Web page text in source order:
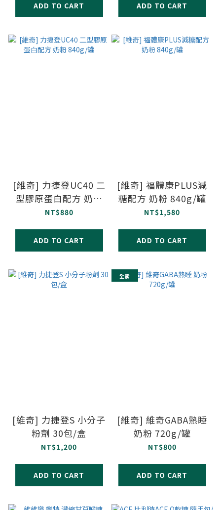
ADD TO CART
ADD TO CART
[維奇] 力捷登UC40 二
型膠原蛋白配方 奶粉
840g/罐
NT$880
ADD TO CART
[維奇] 福體康PLUS減
糖配方 奶粉 840g/罐
NT$1,580
ADD TO CART
[維奇] 力捷登S 小分子
粉劑 30包/盒
NT$1,200
ADD TO CART
全素
[維奇] 維奇GABA熟睡
奶粉 720g/罐
NT$800
ADD TO CART